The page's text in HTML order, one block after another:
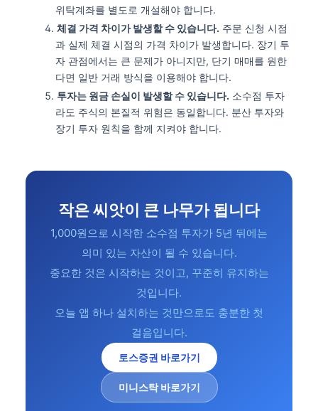
위탁계좌를 별도로 개설해야 합니다.
체결 가격 차이가 발생할 수 있습니다. 주문 신청 시점
과 실제 체결 시점의 가격 차이가 발생합니다. 장기 투
자 관점에서는 큰 문제가 아니지만, 단기 매매를 원한
다면 일반 거래 방식을 이용해야 합니다.
투자는 원금 손실이 발생할 수 있습니다. 소수점 투자
라도 주식의 본질적 위험은 동일합니다. 분산 투자와
장기 투자 원칙을 함께 지켜야 합니다.
작은 씨앗이 큰 나무가 됩니다
1,000원으로 시작한 소수점 투자가 5년 뒤에는
의미 있는 자산이 될 수 있습니다.
중요한 것은 시작하는 것이고, 꾸준히 유지하는
것입니다.
오늘 앱 하나 설치하는 것만으로도 충분한 첫
걸음입니다.
토스증권 바로가기
미니스탁 바로가기